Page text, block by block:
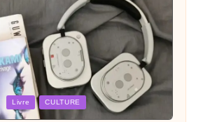
Livre CULTURE